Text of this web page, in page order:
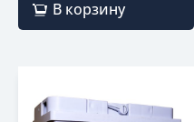
В корзину